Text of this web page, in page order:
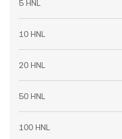
5 HNL
10 HNL
20 HNL
50 HNL
100 HNL